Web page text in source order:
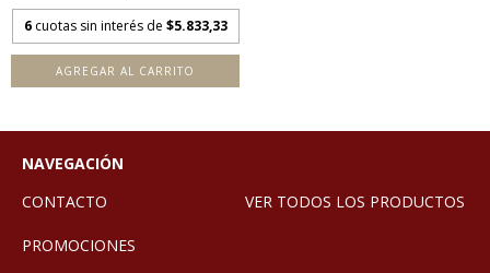
6 cuotas sin interés de $5.833,33
AGREGAR AL CARRITO
NAVEGACIÓN
CONTACTO
VER TODOS LOS PRODUCTOS
PROMOCIONES